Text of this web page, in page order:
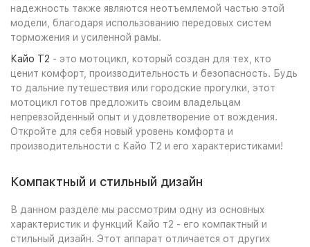
надежность также являются неотъемлемой частью этой
модели, благодаря использованию передовых систем
торможения и усиленной рамы.
Кайо Т2 - это мотоцикл, который создан для тех, кто
ценит комфорт, производительность и безопасность. Будь
то дальние путешествия или городские прогулки, этот
мотоцикл готов предложить своим владельцам
непревзойденный опыт и удовлетворение от вождения.
Откройте для себя новый уровень комфорта и
производительности с Кайо Т2 и его характеристиками!
Компактный и стильный дизайн
В данном разделе мы рассмотрим одну из основных
характеристик и функций Кайо т2 - его компактный и
стильный дизайн. Этот аппарат отличается от других